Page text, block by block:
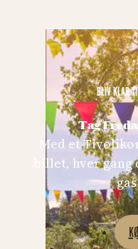
Tag
BLIV KLAR
Med et
billet, hver